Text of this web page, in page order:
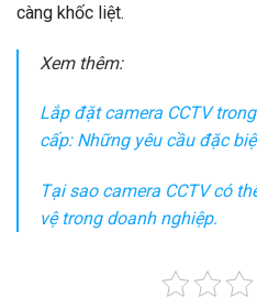
càng khốc liệt.
Xem thêm:
Lắp đặt camera CCTV
cấp: Những yêu cầu đặc
Tại sao camera CCTV có
vệ trong doanh nghiệp.